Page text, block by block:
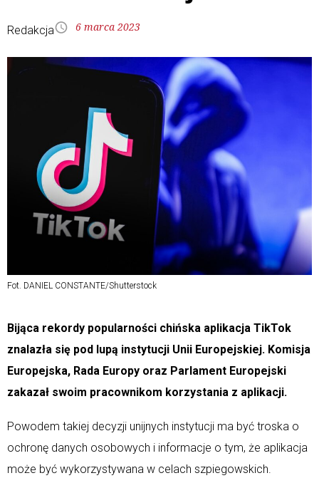
Redakcja 6 marca 2023
Fot. DANIEL CONSTANTE/Shutterstock
Bijąca rekordy popularności chińska aplikacja TikTok
znalazła się pod lupą instytucji Unii Europejskiej. Komisja
Europejska, Rada Europy oraz Parlament Europejski
zakazał swoim pracownikom korzystania z aplikacji.
Powodem takiej decyzji unijnych instytucji ma być troska o
ochronę danych osobowych i informacje o tym, że aplikacja
może być wykorzystywana w celach szpiegowskich.